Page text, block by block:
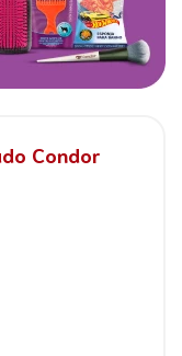
Condor